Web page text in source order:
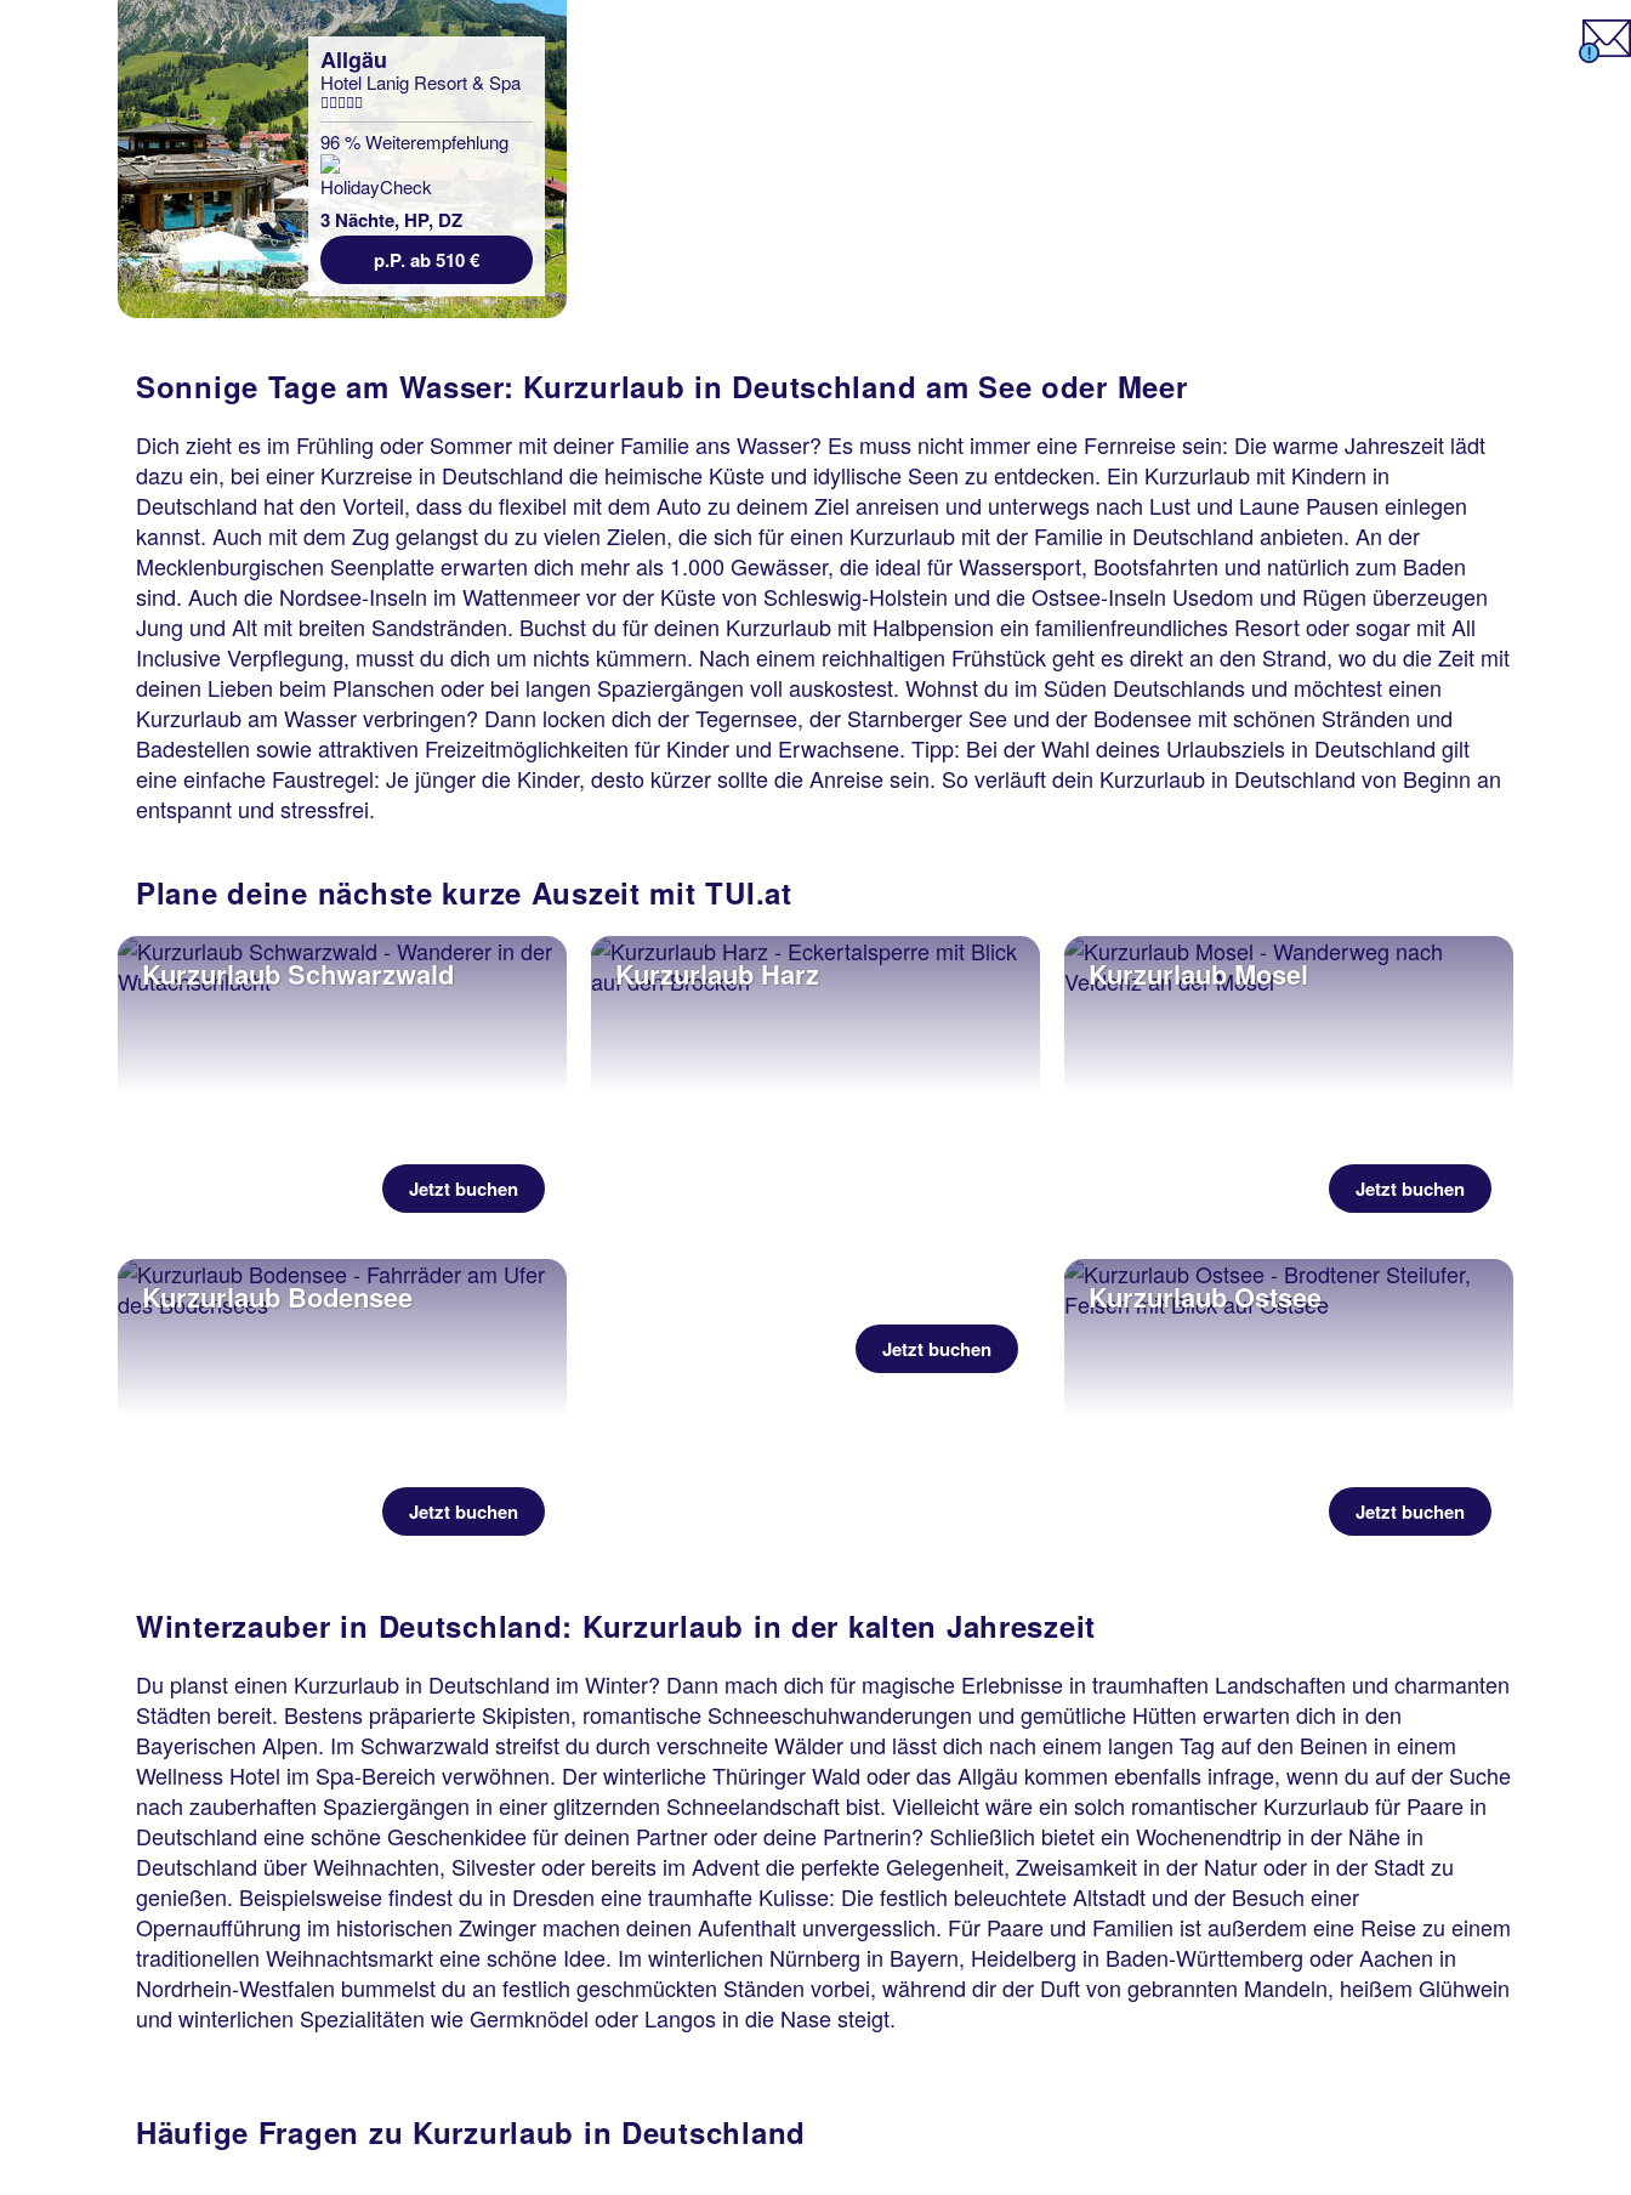
Allgäu
Hotel Lanig Resort & Spa
96 % Weiterempfehlung
3 Nächte, HP, DZ
p.P. ab 510 €
Sonnige Tage am Wasser: Kurzurlaub in Deutschland am See oder Meer
Dich zieht es im Frühling oder Sommer mit deiner Familie ans Wasser? Es muss nicht immer eine Fernreise sein: Die warme Jahreszeit lädt
dazu ein, bei einer Kurzreise in Deutschland die heimische Küste und idyllische Seen zu entdecken. Ein Kurzurlaub mit Kindern in
Deutschland hat den Vorteil, dass du flexibel mit dem Auto zu deinem Ziel anreisen und unterwegs nach Lust und Laune Pausen einlegen
kannst. Auch mit dem Zug gelangst du zu vielen Zielen, die sich für einen Kurzurlaub mit der Familie in Deutschland anbieten. An der
Mecklenburgischen Seenplatte erwarten dich mehr als 1.000 Gewässer, die ideal für Wassersport, Bootsfahrten und natürlich zum Baden
sind. Auch die Nordsee-Inseln im Wattenmeer vor der Küste von Schleswig-Holstein und die Ostsee-Inseln Usedom und Rügen überzeugen
Jung und Alt mit breiten Sandstränden. Buchst du für deinen Kurzurlaub mit Halbpension ein familienfreundliches Resort oder sogar mit All
Inclusive Verpflegung, musst du dich um nichts kümmern. Nach einem reichhaltigen Frühstück geht es direkt an den Strand, wo du die Zeit mit
deinen Lieben beim Planschen oder bei langen Spaziergängen voll auskostest. Wohnst du im Süden Deutschlands und möchtest einen
Kurzurlaub am Wasser verbringen? Dann locken dich der Tegernsee, der Starnberger See und der Bodensee mit schönen Stränden und
Badestellen sowie attraktiven Freizeitmöglichkeiten für Kinder und Erwachsene. Tipp: Bei der Wahl deines Urlaubsziels in Deutschland gilt
eine einfache Faustregel: Je jünger die Kinder, desto kürzer sollte die Anreise sein. So verläuft dein Kurzurlaub in Deutschland von Beginn an
entspannt und stressfrei.
Plane deine nächste kurze Auszeit mit TUI.at
Kurzurlaub Schwarzwald
Jetzt buchen
Kurzurlaub Bodensee
Jetzt buchen
Kurzurlaub Harz
Jetzt buchen
Kurzurlaub Mosel
Jetzt buchen
Kurzurlaub Ostsee
Jetzt buchen
Winterzauber in Deutschland: Kurzurlaub in der kalten Jahreszeit
Du planst einen Kurzurlaub in Deutschland im Winter? Dann mach dich für magische Erlebnisse in traumhaften Landschaften und charmanten
Städten bereit. Bestens präparierte Skipisten, romantische Schneeschuhwanderungen und gemütliche Hütten erwarten dich in den
Bayerischen Alpen. Im Schwarzwald streifst du durch verschneite Wälder und lässt dich nach einem langen Tag auf den Beinen in einem
Wellness Hotel im Spa-Bereich verwöhnen. Der winterliche Thüringer Wald oder das Allgäu kommen ebenfalls infrage, wenn du auf der Suche
nach zauberhaften Spaziergängen in einer glitzernden Schneelandschaft bist. Vielleicht wäre ein solch romantischer Kurzurlaub für Paare in
Deutschland eine schöne Geschenkidee für deinen Partner oder deine Partnerin? Schließlich bietet ein Wochenendtrip in der Nähe in
Deutschland über Weihnachten, Silvester oder bereits im Advent die perfekte Gelegenheit, Zweisamkeit in der Natur oder in der Stadt zu
genießen. Beispielsweise findest du in Dresden eine traumhafte Kulisse: Die festlich beleuchtete Altstadt und der Besuch einer
Opernaufführung im historischen Zwinger machen deinen Aufenthalt unvergesslich. Für Paare und Familien ist außerdem eine Reise zu einem
traditionellen Weihnachtsmarkt eine schöne Idee. Im winterlichen Nürnberg in Bayern, Heidelberg in Baden-Württemberg oder Aachen in
Nordrhein-Westfalen bummelst du an festlich geschmückten Ständen vorbei, während dir der Duft von gebrannten Mandeln, heißem Glühwein
und winterlichen Spezialitäten wie Germknödel oder Langos in die Nase steigt.
Häufige Fragen zu Kurzurlaub in Deutschland